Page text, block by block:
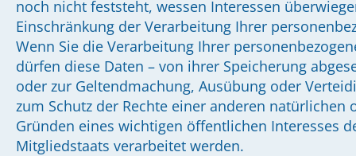
noch nicht feststeht, wessen Interessen
Einschränkung der Verarbeitung Ihrer
Wenn Sie die Verarbeitung Ihrer
dürfen diese Daten – von ihrer Speicherung
oder zur Geltendmachung, Ausübung oder
zum Schutz der Rechte einer anderen
Gründen eines wichtigen öffentlichen Interesses
Mitgliedstaats verarbeitet werden.